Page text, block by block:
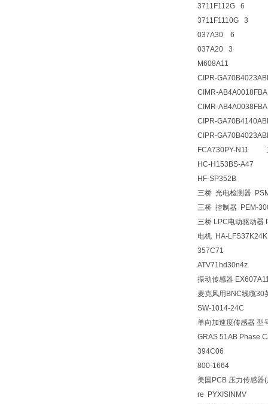
3711F112G 6
3711F1110G 3
037A30 6
037A20 3
M608A11
CIPR-
CIMR-
CIMR-
CIPR-
CIPR-
FCA730PY-N11
HC-H153BS-A47
HF-SP352B
三桥 光电检测器
三桥 控制器 PEM-
三桥 LPC电动驱动器
电机 HA-LFS37K24K
357C71
ATV71hd30n4z
振动传感器
麦克风用BNC线缆30
SW-1014-24C
单向加速度传感器 型
GRAS 51AB Phase
394C06
800-1664
美国PCB 压力传感器
re PYXISINMV